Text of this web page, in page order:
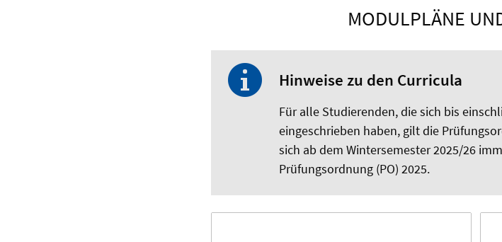
MODULPLÄNE
Hinweise zu den Curricula
Für alle Studierenden, die sich bis
eingeschrieben haben, gilt die
sich ab dem Wintersemester 2025/26
Prüfungsordnung (PO) 2025.